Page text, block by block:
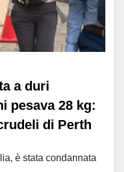
a duri
pesava 28 kg:
di Perth
è stata condannata